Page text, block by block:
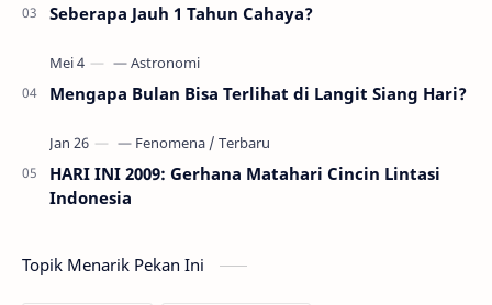
Seberapa Jauh 1 Tahun Cahaya?
Mengapa Bulan Bisa Terlihat di Langit Siang Hari?
HARI INI 2009: Gerhana Matahari Cincin Lintasi
Indonesia
Topik Menarik Pekan Ini